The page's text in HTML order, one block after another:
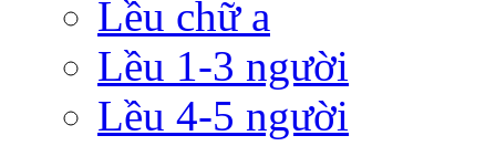
Lều chữ a
Lều 1-3 người
Lều 4-5 người